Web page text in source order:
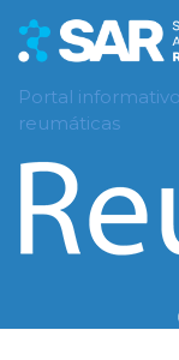
Portal
reumáticas